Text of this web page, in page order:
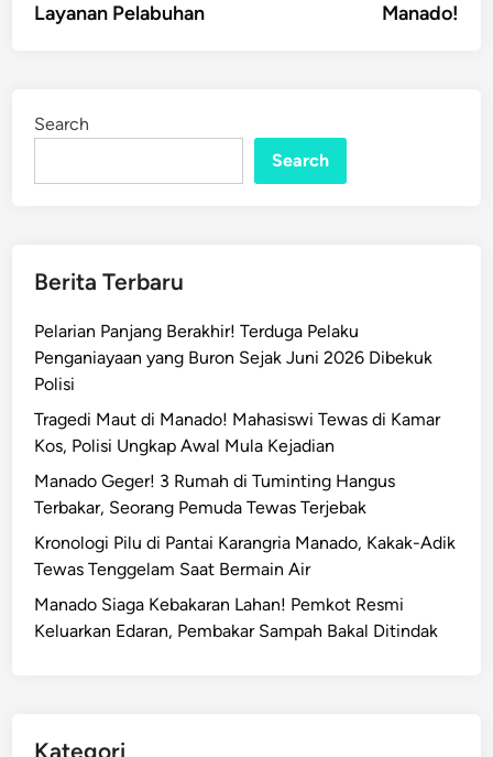
Layanan Pelabuhan
Manado!
Search
Search
Berita Terbaru
Pelarian Panjang Berakhir! Terduga Pelaku
Penganiayaan yang Buron Sejak Juni 2026 Dibekuk
Polisi
Tragedi Maut di Manado! Mahasiswi Tewas di Kamar
Kos, Polisi Ungkap Awal Mula Kejadian
Manado Geger! 3 Rumah di Tuminting Hangus
Terbakar, Seorang Pemuda Tewas Terjebak
Kronologi Pilu di Pantai Karangria Manado, Kakak-Adik
Tewas Tenggelam Saat Bermain Air
Manado Siaga Kebakaran Lahan! Pemkot Resmi
Keluarkan Edaran, Pembakar Sampah Bakal Ditindak
Kategori